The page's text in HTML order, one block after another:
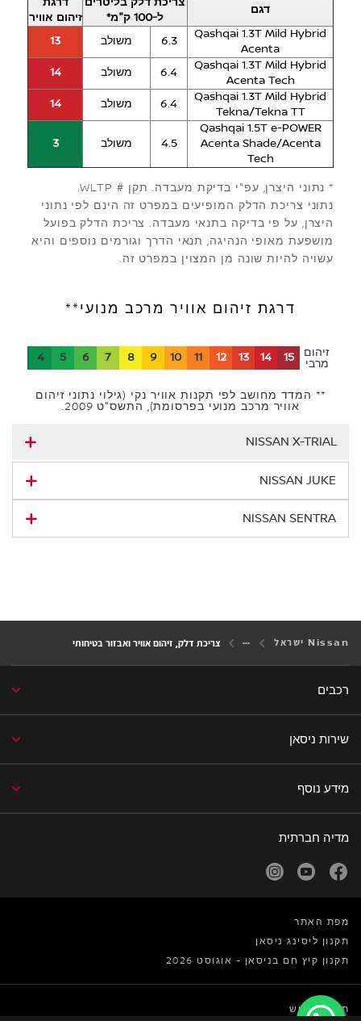
דגם
ל-100 ק"מ*
זיהום אוויר
Qashqai 1.3T Mild Hybrid
Acenta
6.3 משולב
13
Qashqai 1.3T Mild Hybrid
Acenta Tech
6.4 משולב
14
Qashqai 1.3T Mild Hybrid
Tekna/Tekna TT
6.4 משולב
14
Qashqai 1.5T e-POWER
Acenta Shade/Acenta
Tech
4.5 משולב 3
* נתוני היצרן, עפ"י בדיקת מעבדה. תקן # WLTP.
נתוני צריכת הדלק המופיעים במפרט זה הינם לפי נתוני
היצרן, על פי בדיקה בתנאי מעבדה. צריכת הדלק בפועל
מושפעת מאופי הנהיגה, תנאי הדרך וגורמים נוספים והיא
עשויה להיות שונה מן המצוין במפרט זה.
דרגת זיהום אוויר מרכב מנועי**
4 5 6 7 8 9 10 11 12 13 14 15
זיהום
מרבי
** המדד מחושב לפי תקנות אוויר נקי (גילוי נתוני זיהום
אוויר מרכב מנועי בפרסומת), התשס"ט 2009.
NISSAN X-TRIAL
NISSAN JUKE
NISSAN SENTRA
Nissan ישראל צריכת דלק, זיהום אוויר ואבזור בטיחותי
י
U
רכבים
נ
M
N
שירות ניסאן
ד
ף
E
מידע נוסף
מדיה חברתית
facebook
נפתח בחלון חדש
youtube
נפתח בחלון חדש
מפת האתר
תקנון ליסינג ניסאן
תקנון קיץ חם בניסאן - אוגוסט 2026
תנאי שימוש